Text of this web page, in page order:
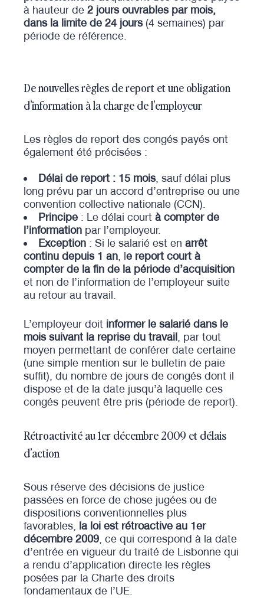
à hauteur de2 jours ouvrables par mois,
dans la limite de 24 jours(4 semaines) par
période de référence.
De nouvelles règles de report et une obligation
d’information à la charge de l’employeur
Les règles de report des congés payés ont
également été précisées :
Délai de report : 15 mois, sauf délai plus
long prévu par un accord d’entreprise ou une
convention collective nationale (CCN).
Principe : Le délai courtà compter de
l’information par l’employeur.
Exception : Si le salarié est enarrêt
continu depuis 1 an, le report court à
compter de la fin de la période d’acquisition
et non de l’information de l’employeur suite
au retour au travail.
L’employeur doit informer le salarié dans le
mois suivant la reprise du travail, par tout
moyen permettant de conférer date certaine
(une simple mention sur le bulletin de paie
suffit), du nombre de jours de congés dont il
dispose et de la date jusqu’à laquelle ces
congés peuvent être pris (période de report).
Rétroactivité au 1er décembre 2009 et délais
d’action
Sous réserve des décisions de justice
passées en force de chose jugées ou de
dispositions conventionnelles plus
favorables, la loi est rétroactive au 1er
décembre 2009, ce qui correspond à la date
d’entrée en vigueur du traité de Lisbonne qui
a rendu d’application directe les règles
posées par la Charte des droits
fondamentaux de l’UE.